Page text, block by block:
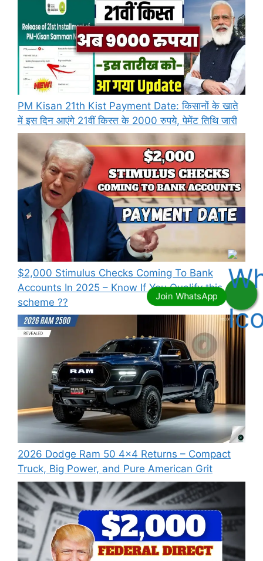
PM Kisan 21th Kist Payment Date: किसानों के खाते
में इस दिन आएंगे 21वीं किस्त के 2000 रुपये, पेमेंट तिथि जारी
⁠$2,000 Stimulus Checks Coming To Bank
Accounts In 2025 – Know If You Qualify this
scheme ??
2026 Dodge Ram 50 4×4 Returns – Compact
Truck, Big Power, and Pure American Grit